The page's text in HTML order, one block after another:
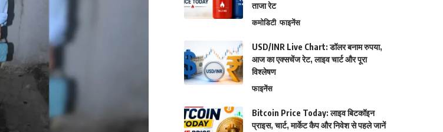
ताजा रेट
कमोडिटी फाइनेंस
USD/INR Live Chart: डॉलर बनाम रुपया,
आज का एक्सचेंज रेट, लाइव चार्ट और पूरा
विश्लेषण
फाइनेंस
Bitcoin Price Today: लाइव बिटकॉइन
प्राइस, चार्ट, मार्केट कैप और निवेश से पहले जानें